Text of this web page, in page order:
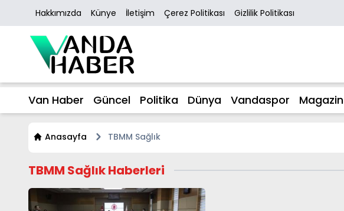
Hakkımızda Künye İletişim Çerez Politikası Gizlilik Politikası
Van Haber Güncel Politika Dünya Vandaspor Magazin
Anasayfa TBMM Sağlık
TBMM Sağlık Haberleri